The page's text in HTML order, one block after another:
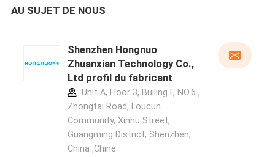
AU SUJET DE NOUS
Shenzhen Hongnuo
Zhuanxian Technology Co.,
Ltd profil du fabricant
Unit A, Floor 3, Builing F, NO.6 ,
Zhongtai Road, Loucun
Community, Xinhu Street,
Guangming District, Shenzhen,
China ,Chine